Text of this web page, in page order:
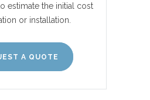
estimate the initial cost
or installation.
A QUOTE